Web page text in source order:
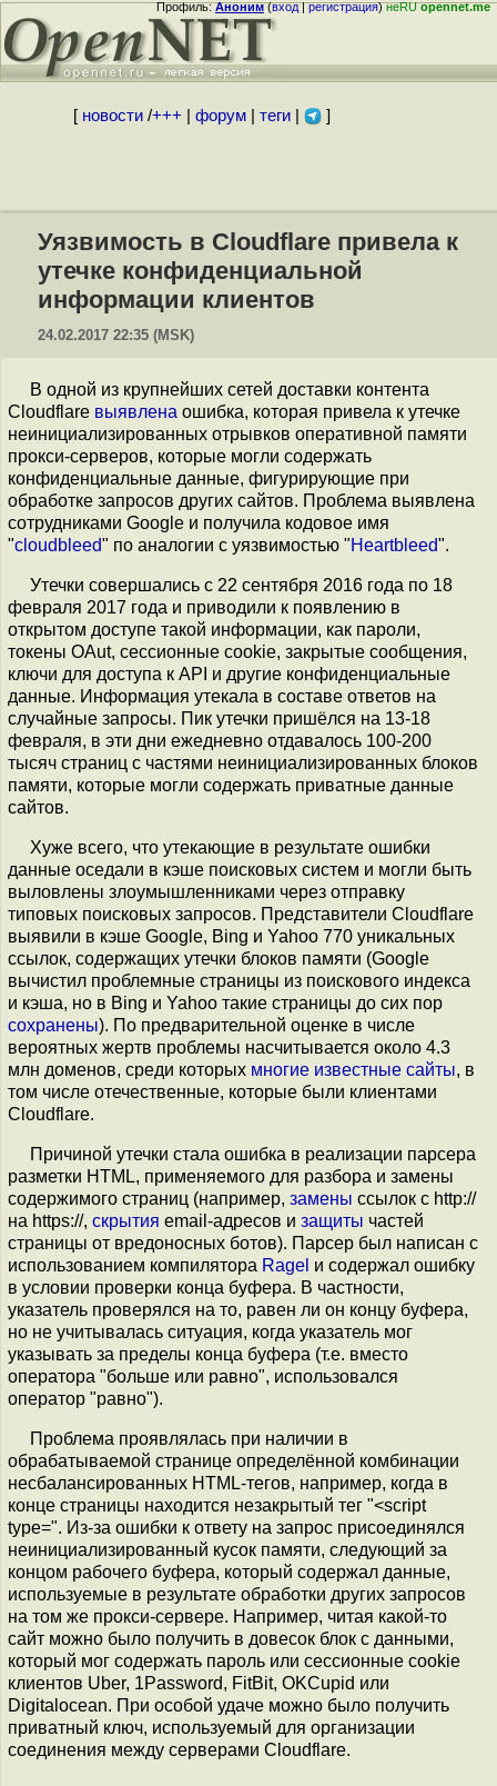
Профиль:Аноним(вход|регистрация)неRUopennet.me
[ новости/+++ форум| теги| ]
Уязвимость в Cloudflare привела к
утечке конфиденциальной
информации клиентов
24.02.2017 22:35 (MSK)
В одной из крупнейших сетей доставки контента
Cloudflare выявлена ошибка, которая привела к утечке
неинициализированных отрывков оперативной памяти
прокси-серверов, которые могли содержать
конфиденциальные данные, фигурирующие при
обработке запросов других сайтов. Проблема выявлена
сотрудниками Google и получила кодовое имя
"cloudbleed" по аналогии с уязвимостью "Heartbleed".
Утечки совершались с 22 сентября 2016 года по 18
февраля 2017 года и приводили к появлению в
открытом доступе такой информации, как пароли,
токены OAut, сессионные cookie, закрытые сообщения,
ключи для доступа к API и другие конфиденциальные
данные. Информация утекала в составе ответов на
случайные запросы. Пик утечки пришёлся на 13-18
февраля, в эти дни ежедневно отдавалось 100-200
тысяч страниц с частями неинициализированных блоков
памяти, которые могли содержать приватные данные
сайтов.
Хуже всего, что утекающие в результате ошибки
данные оседали в кэше поисковых систем и могли быть
выловлены злоумышленниками через отправку
типовых поисковых запросов. Представители Cloudflare
выявили в кэше Google, Bing и Yahoo 770 уникальных
ссылок, содержащих утечки блоков памяти (Google
вычистил проблемные страницы из поискового индекса
и кэша, но в Bing и Yahoo такие страницы до сих пор
сохранены). По предварительной оценке в числе
вероятных жертв проблемы насчитывается около 4.3
млн доменов, среди которых многие известные сайты, в
том числе отечественные, которые были клиентами
Cloudflare.
Причиной утечки стала ошибка в реализации парсера
разметки HTML, применяемого для разбора и замены
содержимого страниц (например, замены ссылок с http://
на https://, скрытия email-адресов и защиты частей
страницы от вредоносных ботов). Парсер был написан с
использованием компилятора Ragel и содержал ошибку
в условии проверки конца буфера. В частности,
указатель проверялся на то, равен ли он концу буфера,
но не учитывалась ситуация, когда указатель мог
указывать за пределы конца буфера (т.е. вместо
оператора "больше или равно", использовался
оператор "равно").
Проблема проявлялась при наличии в
обрабатываемой странице определённой комбинации
несбалансированных HTML-тегов, например, когда в
конце страницы находится незакрытый тег "<script
type=". Из-за ошибки к ответу на запрос присоединялся
неинициализированный кусок памяти, следующий за
концом рабочего буфера, который содержал данные,
используемые в результате обработки других запросов
на том же прокси-сервере. Например, читая какой-то
сайт можно было получить в довесок блок с данными,
который мог содержать пароль или сессионные cookie
клиентов Uber, 1Password, FitBit, OKCupid или
Digitalocean. При особой удаче можно было получить
приватный ключ, используемый для организации
соединения между серверами Cloudflare.